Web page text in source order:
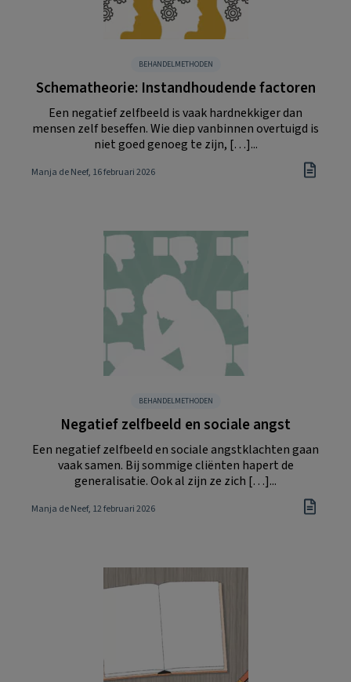
BEHANDELMETHODEN
Schematheorie: Instandhoudende factoren
Een negatief zelfbeeld is vaak hardnekkiger dan
mensen zelf beseffen. Wie diep vanbinnen overtuigd is
niet goed genoeg te zijn, […]...
Manja de Neef, 16 februari 2026
BEHANDELMETHODEN
Negatief zelfbeeld en sociale angst
Een negatief zelfbeeld en sociale angstklachten gaan
vaak samen. Bij sommige cliënten hapert de
generalisatie. Ook al zijn ze zich […]...
Manja de Neef, 12 februari 2026